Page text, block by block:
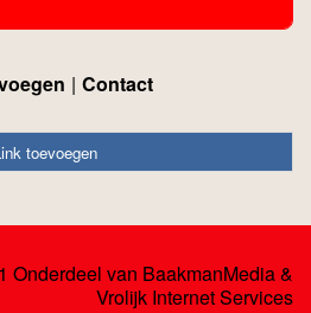
Contact
toevoegen
Onderdeel van BaakmanMedia&
Vrolijk Internet Services